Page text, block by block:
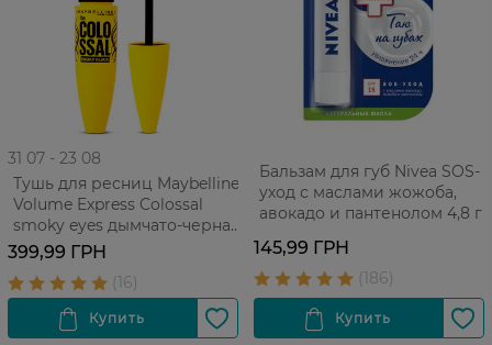
31 07 - 23 08
Тушь для ресниц Maybelline
Volume Express Colossal
smoky eyes дымчато-черная
1 шт
399,99 ГРН
Бальзам для губ Nivea SOS-
уход с маслами жожоба,
авокадо и пантенолом 4,8 г
145,99 ГРН